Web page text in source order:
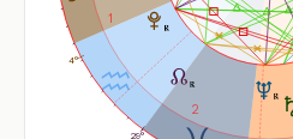
1
2
4°
29°